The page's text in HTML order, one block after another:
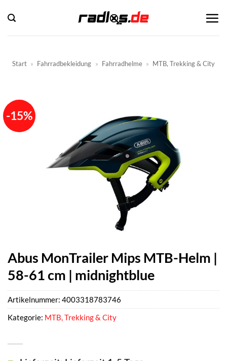
Inhalt
springen
Start » Fahrradbekleidung » Fahrradhelme » MTB, Trekking & City
-15%
Abus MonTrailer Mips MTB-Helm |
58-61 cm | midnightblue
Artikelnummer: 4003318783746
Kategorie: MTB, Trekking & City